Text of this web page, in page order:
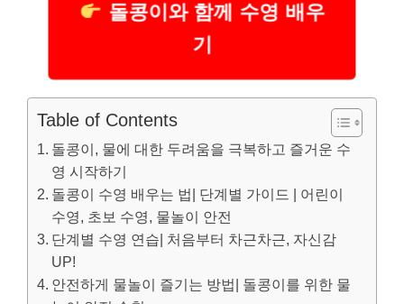
돌콩이와 함께 수영 배우
기
Table of Contents
돌콩이, 물에 대한 두려움을 극복하고 즐거운 수
영 시작하기
돌콩이 수영 배우는 법| 단계별 가이드 | 어린이
수영, 초보 수영, 물놀이 안전
단계별 수영 연습| 처음부터 차근차근, 자신감
UP!
안전하게 물놀이 즐기는 방법| 돌콩이를 위한 물